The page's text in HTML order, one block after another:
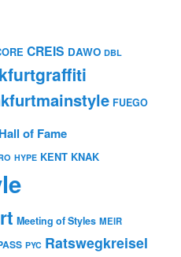
CREIS DAWO DBL
FUEGO
Hall of Fame
HYPE KENT KNAK
Meeting of Styles MEIR
PYC Ratswegkreisel